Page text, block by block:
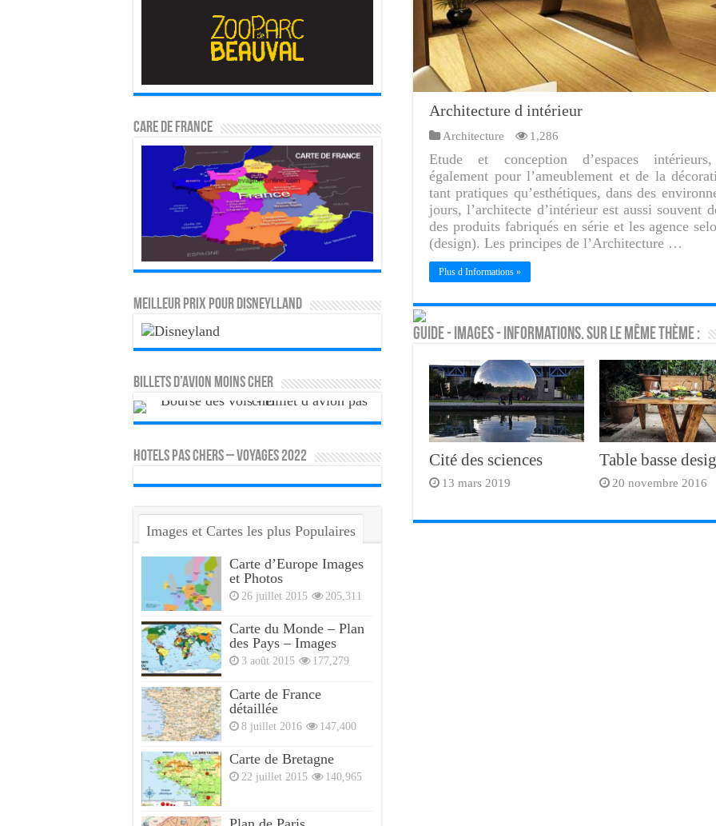
Architecture d intérieur
Architecture 1,286
Etude et conception d’espaces
également pour l’ameublement et de la
tant pratiques qu’esthétiques, dans des
jours, l’architecte d’intérieur est aussi souvent
des produits fabriqués en série et les agence
(design). Les principes de l’Architecture …
Plus d Informations »
Guide - Images - Informations. Sur le même thème :
Cité des sciences
13 mars 2019
Table basse
20 novembre 2016
CARE DE FRANCE
MEILLEUR PRIX POUR DISNEYLLAND
Billets d’avion moins cher
HOTELS PAS CHERS – VOYAGES 2022
Images et Cartes les plus Populaires
Carte d’Europe Images
et Photos
26 juillet 2015 205,311
Carte du Monde – Plan
des Pays – Images
3 août 2015 177,279
Carte de France
détaillée
8 juillet 2016 147,400
Carte de Bretagne
22 juillet 2015 140,965